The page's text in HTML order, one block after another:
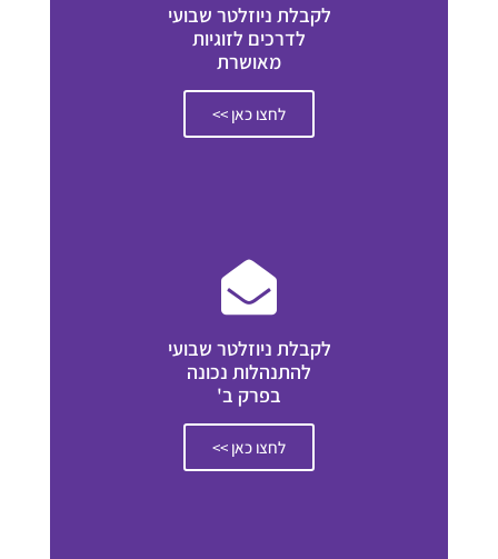
לקבלת ניוזלטר שבועי
לדרכים לזוגיות
מאושרת
לחצו כאן >>
לקבלת ניוזלטר שבועי
להתנהלות נכונה
בפרק ב'
לחצו כאן >>